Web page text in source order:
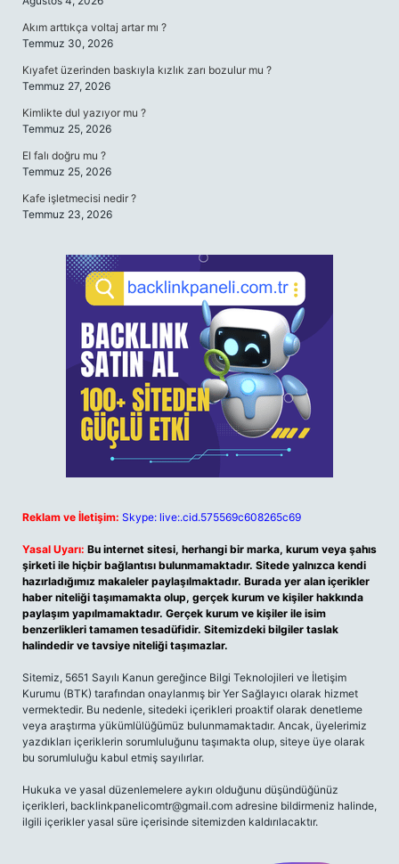
Akım arttıkça voltaj artar mı ?
Temmuz 30, 2026
Kıyafet üzerinden baskıyla kızlık zarı bozulur mu ?
Temmuz 27, 2026
Kimlikte dul yazıyor mu ?
Temmuz 25, 2026
El falı doğru mu ?
Temmuz 25, 2026
Kafe işletmecisi nedir ?
Temmuz 23, 2026
Reklam ve İletişim: Skype: live:.cid.575569c608265c69
Yasal Uyarı: Bu internet sitesi, herhangi bir marka, kurum veya şahıs
şirketi ile hiçbir bağlantısı bulunmamaktadır. Sitede yalnızca kendi
hazırladığımız makaleler paylaşılmaktadır. Burada yer alan içerikler
haber niteliği taşımamakta olup, gerçek kurum ve kişiler hakkında
paylaşım yapılmamaktadır. Gerçek kurum ve kişiler ile isim
benzerlikleri tamamen tesadüfidir. Sitemizdeki bilgiler taslak
halindedir ve tavsiye niteliği taşımazlar.
Sitemiz, 5651 Sayılı Kanun gereğince Bilgi Teknolojileri ve İletişim
Kurumu (BTK) tarafından onaylanmış bir Yer Sağlayıcı olarak hizmet
vermektedir. Bu nedenle, sitedeki içerikleri proaktif olarak denetleme
veya araştırma yükümlülüğümüz bulunmamaktadır. Ancak, üyelerimiz
yazdıkları içeriklerin sorumluluğunu taşımakta olup, siteye üye olarak
bu sorumluluğu kabul etmiş sayılırlar.
Hukuka ve yasal düzenlemelere aykırı olduğunu düşündüğünüz
içerikleri, backlinkpanelicomtr@gmail.com adresine bildirmeniz halinde,
ilgili içerikler yasal süre içerisinde sitemizden kaldırılacaktır.